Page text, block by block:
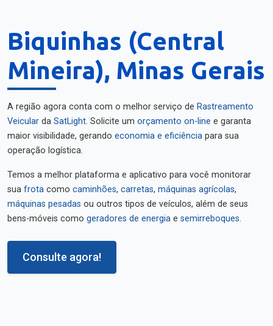
Biquinhas (Central
Mineira), Minas Gerais
A região agora conta com o melhor serviço de Rastreamento
Veicular da SatLight. Solicite um orçamento on-line e garanta
maior visibilidade, gerando economia e eficiência para sua
operação logística.
Temos a melhor plataforma e aplicativo para você monitorar
sua frota como caminhões, carretas, máquinas agrícolas,
máquinas pesadas ou outros tipos de veículos, além de seus
bens-móveis como geradores de energia e semirreboques.
Consulte agora!